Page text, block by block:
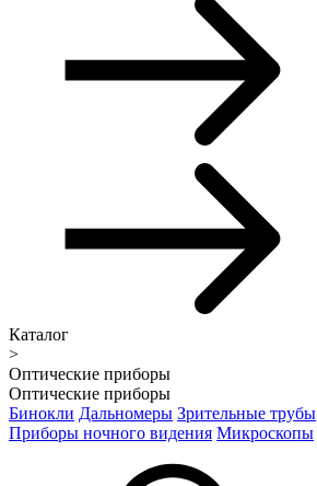
Каталог
>
Оптические приборы
Оптические приборы
Бинокли Дальномеры Зрительные трубы
Приборы ночного видения Микроскопы